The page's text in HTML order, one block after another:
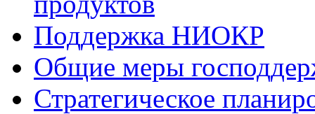
Поддержка НИОКР
Общие меры
Стратегическое